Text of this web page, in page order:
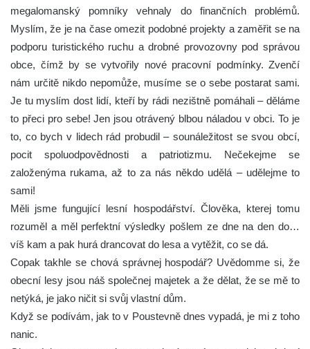
megalomanský pomníky vehnaly do finančních problémů.
Myslím, že je na čase omezit podobné projekty a zaměřit se na
podporu turistického ruchu a drobné provozovny pod správou
obce, čímž by se vytvořily nové pracovní podmínky. Zvenčí
nám určitě nikdo nepomůže, musíme se o sebe postarat sami.
Je tu myslím dost lidí, kteří by rádi nezištně pomáhali – děláme
to přeci pro sebe! Jen jsou otrávený blbou náladou v obci. To je
to, co bych v lidech rád probudil – sounáležitost se svou obcí,
pocit spoluodpovědnosti a patriotizmu. Nečekejme se
založenýma rukama, až to za nás někdo udělá – udělejme to
sami!
Měli jsme fungující lesní hospodářství. Člověka, kterej tomu
rozuměl a měl perfektní výsledky pošlem ze dne na den do…
víš kam a pak hurá drancovat do lesa a vytěžit, co se dá.
Copak takhle se chová správnej hospodář? Uvědomme si, že
obecní lesy jsou náš společnej majetek a že dělat, že se mě to
netýká, je jako ničit si svůj vlastní dům.
Když se podívám, jak to v Poustevně dnes vypadá, je mi z toho
nanic.